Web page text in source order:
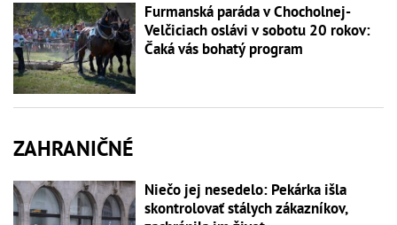
Furmanská paráda v Chocholnej-
Velčiciach oslávi v sobotu 20 rokov:
Čaká vás bohatý program
ZAHRANIČNÉ
Niečo jej nesedelo: Pekárka išla
skontrolovať stálych zákazníkov,